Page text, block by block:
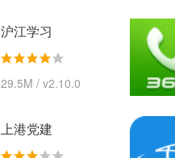
沪江学习
29.5M / v2.10.0
上港党建